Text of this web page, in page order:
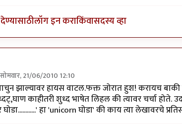
लॉग इन कराकिंवासदस्य व्हा
सोमवार, 21/06/2010 12:10
झाल्यावर हायस वाटल.फक्त जोरात हुश! करायच
काहीतरी शुध्द भाषेत लिहल की त्यावर चर्चा होते.
हा 'unicorn घोडा' की काय त्या लेखावरचे